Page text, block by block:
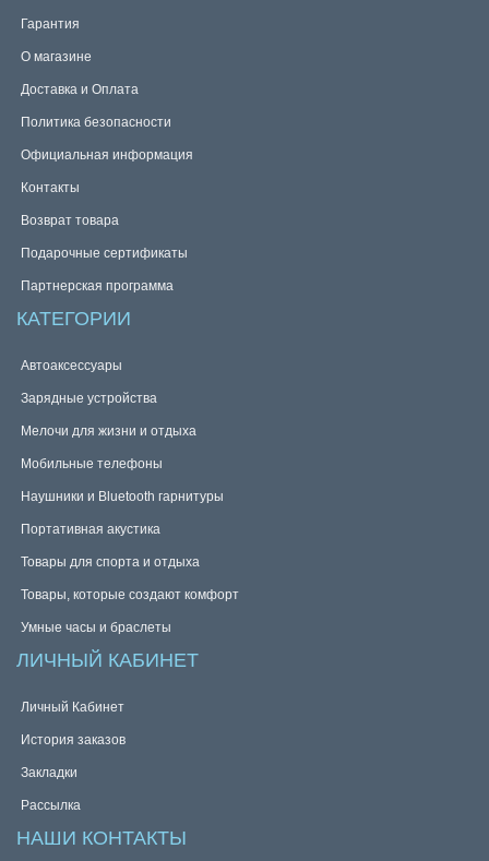
Гарантия
О магазине
Доставка и Оплата
Политика безопасности
Официальная информация
Контакты
Возврат товара
Подарочные сертификаты
Партнерская программа
КАТЕГОРИИ
Автоаксессуары
Зарядные устройства
Мелочи для жизни и отдыха
Мобильные телефоны
Наушники и Bluetooth гарнитуры
Портативная акустика
Товары для спорта и отдыха
Товары, которые создают комфорт
Умные часы и браслеты
ЛИЧНЫЙ КАБИНЕТ
Личный Кабинет
История заказов
Закладки
Рассылка
НАШИ КОНТАКТЫ